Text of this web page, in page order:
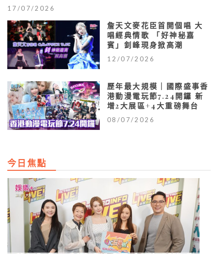
17/07/2026
詹天文麥花臣首開個唱 大
唱經典情歌 「好神秘嘉
賓」釗峰現身掀高潮
12/07/2026
歷年最大規模｜國際盛事香
港動漫電玩節7.24開鑼 新
增2大展區+4大重磅舞台
08/07/2026
今日焦點